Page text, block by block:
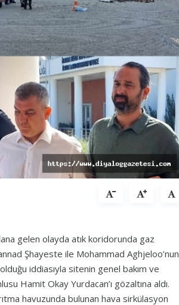
gelen olayda atık koridorunda gaz
Şhayeste ile Mohammad Aghjeloo’nun
iddiasıyla sitenin genel bakım ve
Hamit Okay Yurdacan’ı gözaltına aldı.
havuzunda bulunan hava sirkülasyon